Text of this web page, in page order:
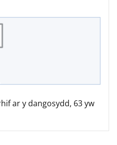
ar y dangosydd, 63 yw